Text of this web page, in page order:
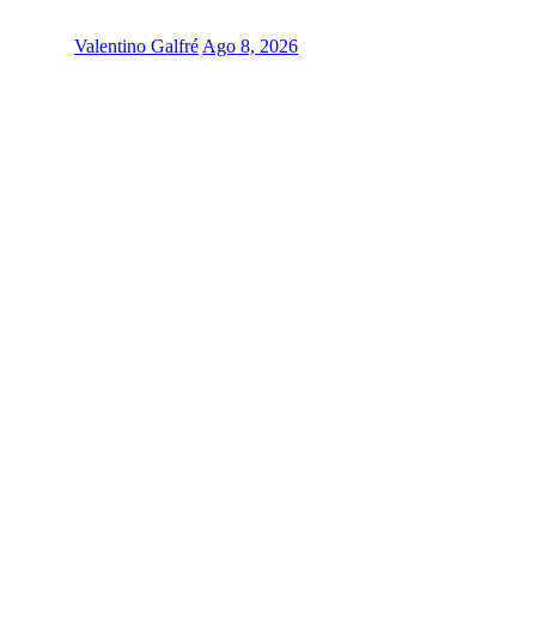
Valentino Galfré Ago 8, 2026